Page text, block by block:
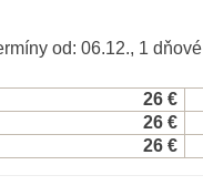
od: 06.12., 1 dňové
26 €
26 €
26 €